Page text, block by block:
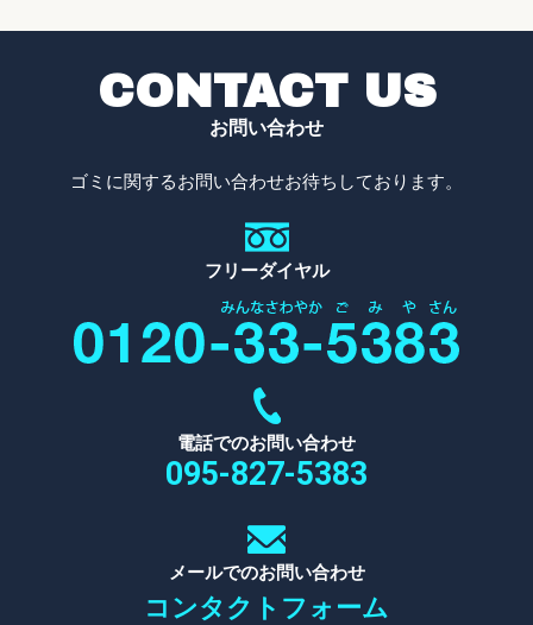
CONTACT US
お問い合わせ
ゴミに関するお問い合わせお待ちしております。
フリーダイヤル
電話でのお問い合わせ
095-827-5383
メールでのお問い合わせ
コンタクトフォーム